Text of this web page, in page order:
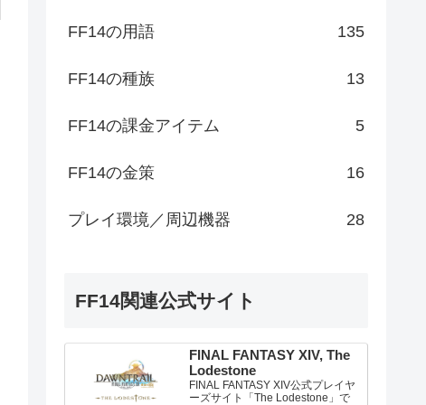
FF14の用語 135
FF14の種族 13
FF14の課金アイテム 5
FF14の金策 16
プレイ環境／周辺機器 28
FF14関連公式サイト
FINAL FANTASY XIV, The
Lodestone
FINAL FANTASY XIV公式プレイヤ
ーズサイト「The Lodestone」で